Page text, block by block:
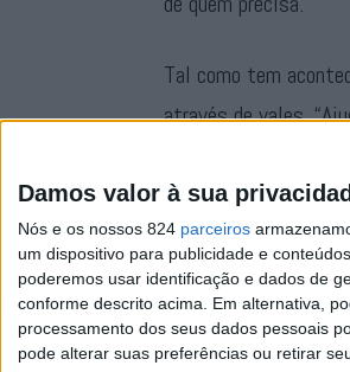
Damos valor à sua
Nós e os nossos 824 parceiros
um dispositivo para publicidade e
poderemos usar identificação e dados de
conforme descrito acima. Em alternativa,
processamento dos seus dados pessoais
pode alterar suas preferências ou retirar
Tal como tem
através de vales,